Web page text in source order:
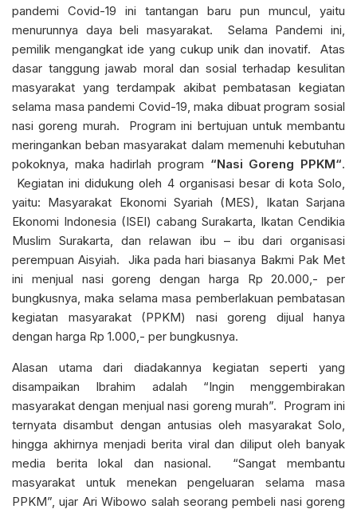
pandemi Covid-19 ini tantangan baru pun muncul, yaitu
menurunnya daya beli masyarakat. Selama Pandemi ini,
pemilik mengangkat ide yang cukup unik dan inovatif. Atas
dasar tanggung jawab moral dan sosial terhadap kesulitan
masyarakat yang terdampak akibat pembatasan kegiatan
selama masa pandemi Covid-19, maka dibuat program sosial
nasi goreng murah. Program ini bertujuan untuk membantu
meringankan beban masyarakat dalam memenuhi kebutuhan
pokoknya, maka hadirlah program “Nasi Goreng PPKM“.
Kegiatan ini didukung oleh 4 organisasi besar di kota Solo,
yaitu: Masyarakat Ekonomi Syariah (MES), Ikatan Sarjana
Ekonomi Indonesia (ISEI) cabang Surakarta, Ikatan Cendikia
Muslim Surakarta, dan relawan ibu – ibu dari organisasi
perempuan Aisyiah. Jika pada hari biasanya Bakmi Pak Met
ini menjual nasi goreng dengan harga Rp 20.000,- per
bungkusnya, maka selama masa pemberlakuan pembatasan
kegiatan masyarakat (PPKM) nasi goreng dijual hanya
dengan harga Rp 1.000,- per bungkusnya.
Alasan utama dari diadakannya kegiatan seperti yang
disampaikan Ibrahim adalah “Ingin menggembirakan
masyarakat dengan menjual nasi goreng murah”. Program ini
ternyata disambut dengan antusias oleh masyarakat Solo,
hingga akhirnya menjadi berita viral dan diliput oleh banyak
media berita lokal dan nasional. “Sangat membantu
masyarakat untuk menekan pengeluaran selama masa
PPKM”, ujar Ari Wibowo salah seorang pembeli nasi goreng